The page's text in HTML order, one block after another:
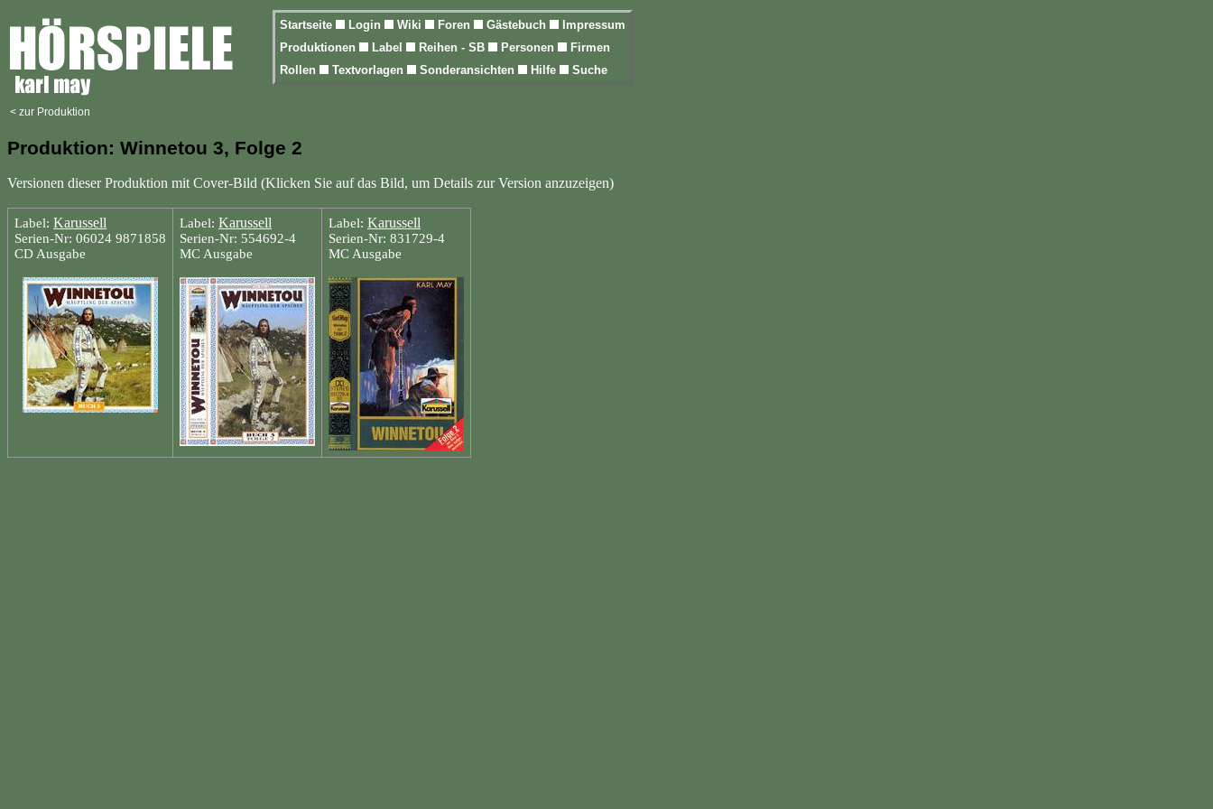
Startseite Login Wiki Foren Gästebuch
Impressum
Produktionen
Label Reihen - SB Personen
Firmen
Rollen
Textvorlagen Sonderansichten Hilfe Suche
< zur Produktion
Produktion: Winnetou 3, Folge 2
Versionen dieser Produktion mit Cover-Bild (Klicken Sie auf das Bild, um Details zur Version anzuzeigen)
Label: Karussell
Serien-Nr: 06024 9871858
CD Ausgabe
Label: Karussell
Serien-Nr: 554692-4
MC Ausgabe
Label: Karussell
Serien-Nr: 831729-4
MC Ausgabe